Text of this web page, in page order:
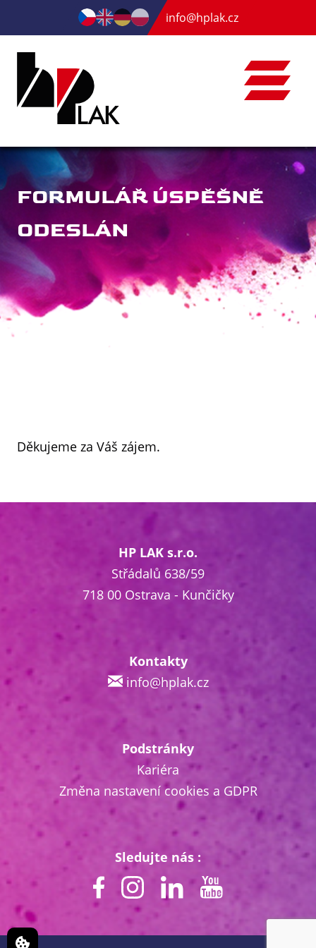
info@hplak.cz
FORMULÁŘ ÚSPĚŠNĚ
ODESLÁN
Děkujeme za Váš zájem.
HP LAK s.r.o.
Střádalů 638/59
718 00 Ostrava - Kunčičky
Kontakty
info@hplak.cz
Podstránky
Kariéra
Změna nastavení cookies a GDPR
Sledujte nás :